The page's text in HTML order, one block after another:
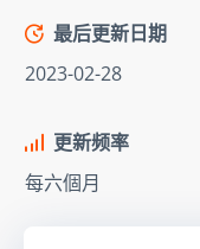
最后更新日期
2023-02-28
更新频率
每六個月